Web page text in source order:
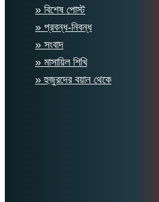
» বিশেষ পোস্ট
» প্রবন্ধ-নিবন্ধ
» সংবাদ
» মাসায়িল শিখি
» হুজুরদের বয়ান থেকে